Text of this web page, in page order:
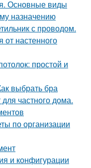
Основные виды
назначению
с проводом.
от настенного
простой и
выбрать бра
частного дома.
по организации
и конфигурации